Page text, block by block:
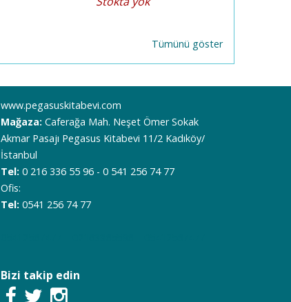
Tümünü göster
www.pegasuskitabevi.com
Mağaza:Caferağa Mah. Neşet Ömer Sokak
Akmar Pasajı Pegasus Kitabevi 11/2 Kadıköy/
İstanbul
Tel:0 216 336 55 96 - 0 541 256 74 77
Ofis:
Tel: 0541 256 74 77
Bizi takip edin